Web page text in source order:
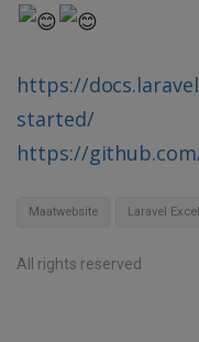
https://
started/
https://
Maatwebsite Laravel Excel
All rights reserved